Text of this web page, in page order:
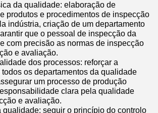
da qualidade: elaboração de
produtos e procedimentos de inspecção
indústria, criação de um departamento
que o pessoal de inspecção da
com precisão as normas de inspecção
e avaliação.
dos processos: reforçar a
os departamentos da qualidade
um processo de produção
clara pela qualidade
e avaliação.
qualidade: seguir o princípio do controlo